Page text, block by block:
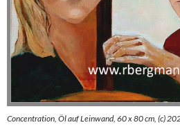
Concentration, Öl auf Leinwand, 60 x 80 cm, (c)